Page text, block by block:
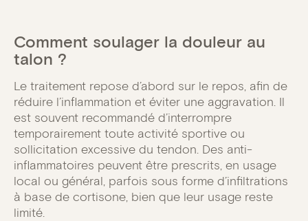
Comment soulager la douleur au
talon ?
Le traitement repose d’abord sur le repos, afin de
réduire l’inflammation et éviter une aggravation. Il
est souvent recommandé d’interrompre
temporairement toute activité sportive ou
sollicitation excessive du tendon. Des anti-
inflammatoires peuvent être prescrits, en usage
local ou général, parfois sous forme d’infiltrations
à base de cortisone, bien que leur usage reste
limité.